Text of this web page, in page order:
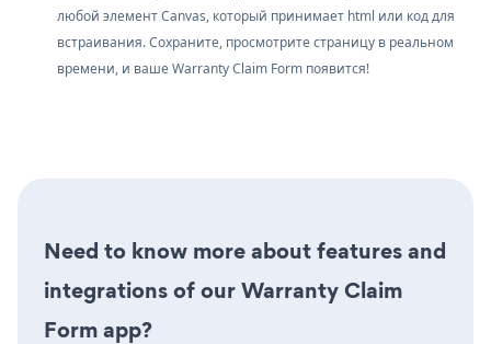
любой элемент Canvas, который принимает html или код для
встраивания. Сохраните, просмотрите страницу в реальном
времени, и ваше Warranty Claim Form появится!
Need to know more about features and
integrations of our Warranty Claim
Form app?